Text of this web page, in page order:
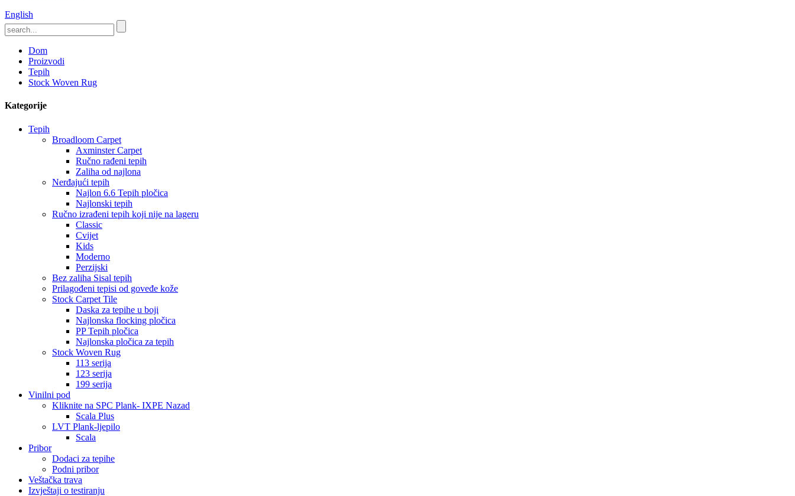
English
Dom
Proizvodi
Tepih
Stock Woven Rug
Kategorije
Tepih
Broadloom Carpet
Axminster Carpet
Ručno rađeni tepih
Zaliha od najlona
Nerđajući tepih
Najlon 6.6 Tepih pločica
Najlonski tepih
Ručno izrađeni tepih koji nije na lageru
Classic
Cvijet
Kids
Moderno
Perzijski
Bez zaliha Sisal tepih
Prilagođeni tepisi od goveđe kože
Stock Carpet Tile
Daska za tepihe u boji
Najlonska flocking pločica
PP Tepih pločica
Najlonska pločica za tepih
Stock Woven Rug
113 serija
123 serija
199 serija
Vinilni pod
Kliknite na SPC Plank- IXPE Nazad
Scala Plus
LVT Plank-ljepilo
Scala
Pribor
Dodaci za tepihe
Podni pribor
Veštačka trava
Izvještaji o testiranju